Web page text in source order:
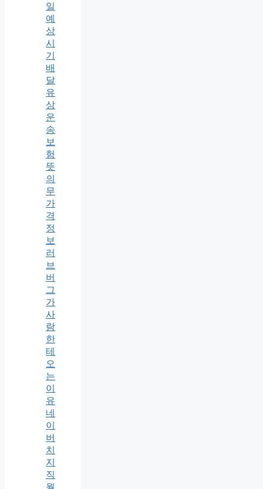
일
예
상
시
기
배
달
유
상
운
송
보
험
뜻
의
무
가
격
정
보
러
브
버
그
가
사
람
한
테
오
는
이
유
네
이
버
치
지
직
월